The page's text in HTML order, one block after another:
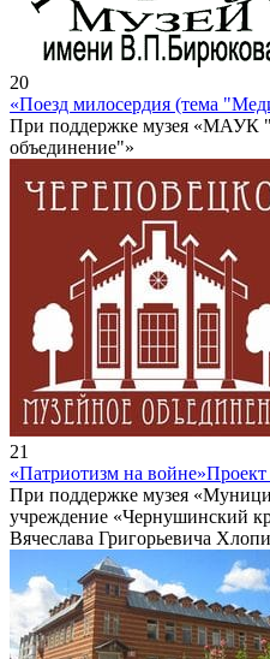
20
«Поезд милосердия (тема
При поддержке музея «МАУК
объединение"»
21
«Патриотизм на войне»
При поддержке музея
учреждение «Чернушинский
Вячеслава Григорьевича